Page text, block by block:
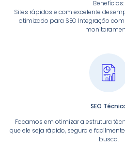
Benefícios:
Sites rápidos e com excelente
otimizado para SEO Integração
SEO
Focamos em otimizar a estrutura
que ele seja rápido, seguro e
busca.